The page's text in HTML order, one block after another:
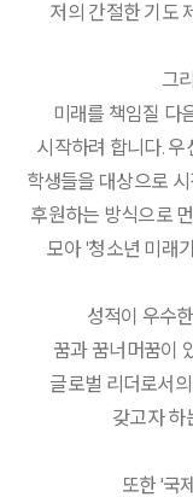
저의 간절한 기도
그
미래를 책임질 다
시작하려 합니다. 우
학생들을 대상으로
후원하는 방식으로
모아 '청소년 미래
성적이 우수
꿈과 꿈너머꿈이
글로벌 리더로서
갖고자 하
또한 '국